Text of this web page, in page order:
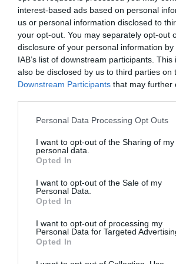
interest-based ads based on personal
us or personal information disclosed to
your opt-out. You may separately opt-out
disclosure of your personal information
IAB’s list of downstream participants.
also be disclosed by us to third parties on
Downstream Participants that may further
Personal Data Processing Opt Outs
I want to opt-out of the Sharing of my
personal data.
Opted In
I want to opt-out of the Sale of my
Personal Data.
Opted In
I want to opt-out of processing my
Personal Data for Targeted
Opted In
FAIRE UN DON
Appel aux lecteurs !
Soutenez Air Journal
développement !
DERNIERS